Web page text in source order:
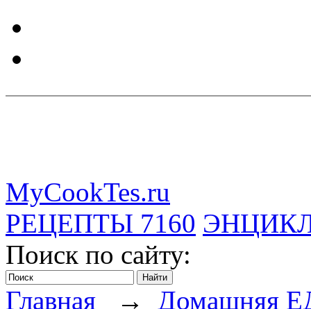
MyCookTes.ru
РЕЦЕПТЫ 7160
Поиск по сайту:
Главная → Домашняя